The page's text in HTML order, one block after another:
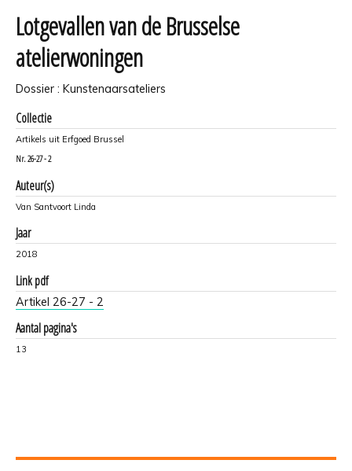
Lotgevallen van de Brusselse
atelierwoningen
Dossier : Kunstenaarsateliers
Collectie
Artikels uit Erfgoed Brussel
Nr. 26-27 - 2
Auteur(s)
Van Santvoort Linda
Jaar
2018
Link pdf
Artikel 26-27 - 2
Aantal pagina's
13